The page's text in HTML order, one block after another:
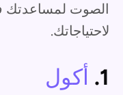
الصوت لمساعدتك في
لاحتياجاتك.
1. أكول